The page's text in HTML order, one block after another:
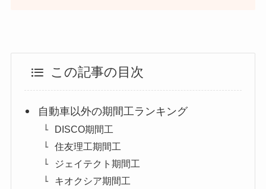
この記事の目次
自動車以外の期間工ランキング
DISCO期間工
住友理工期間工
ジェイテクト期間工
キオクシア期間工